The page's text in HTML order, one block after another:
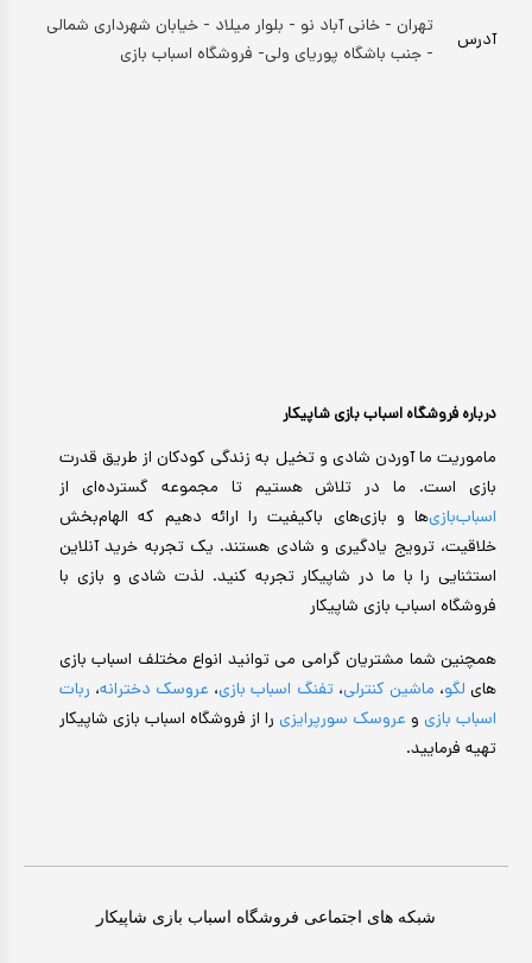
درباره فروشگاه اسباب بازی شاپیکار
ماموریت ما آوردن شادی و تخیل به زندگی کودکان از طریق قدرت
بازی است. ما در تلاش هستیم تا مجموعه گسترده‌ای از
اسباب‌بازی‌ها و بازی‌های باکیفیت را ارائه دهیم که الهام‌بخش
خلاقیت، ترویج یادگیری و شادی هستند. یک تجربه خرید آنلاین
استثنایی را با ما در شاپیکار تجربه کنید. لذت شادی و بازی با
فروشگاه اسباب بازی شاپیکار
همچنین شما مشتریان گرامی می توانید انواع مختلف اسباب بازی
های لگو، ماشین کنترلی،تفنگ اسباب بازی، عروسک دخترانه، ربات
اسباب بازی و عروسک سورپرایزی را از فروشگاه اسباب بازی شاپیکار
تهیه فرمایید.
آدرس
تهران - خانی آباد نو - بلوار میلاد - خیابان شهرداری شمالی
- جنب باشگاه پوریای ولی- فروشگاه اسباب بازی
شبکه های اجتماعی فروشگاه اسباب بازی شاپیکار